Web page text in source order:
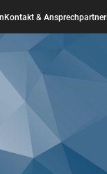
Kontakt & Ansprechpartner